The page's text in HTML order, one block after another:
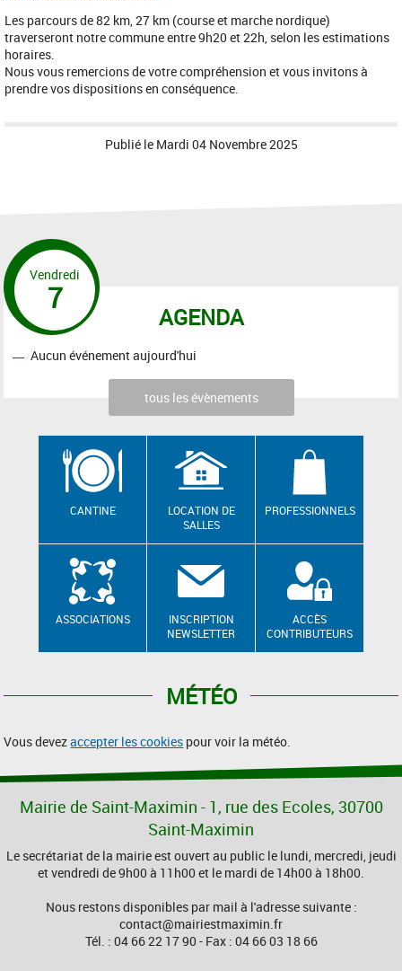
Les parcours de 82 km, 27 km (course et marche nordique)
traverseront notre commune entre 9h20 et 22h, selon les estimations
horaires.
Nous vous remercions de votre compréhension et vous invitons à
prendre vos dispositions en conséquence.
Publié le Mardi 04 Novembre 2025
AGENDA
Vendredi
7
Aucun événement aujourd'hui
tous les évènements
CANTINE
LOCATION DE
SALLES
PROFESSIONNELS
ASSOCIATIONS
INSCRIPTION
NEWSLETTER
ACCÈS
CONTRIBUTEURS
MÉTÉO
Vous devezaccepter les cookies pour voir la météo.
Mairie de Saint-Maximin - 1, rue des Ecoles, 30700
Saint-Maximin
Le secrétariat de la mairie est ouvert au public le lundi, mercredi, jeudi
et vendredi de 9h00 à 11h00 et le mardi de 14h00 à 18h00.
Nous restons disponibles par mail à l'adresse suivante :
contact@mairiestmaximin.fr
Tél. : 04 66 22 17 90 - Fax : 04 66 03 18 66